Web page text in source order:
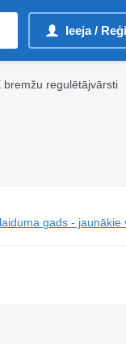
Ieeja /
bremžu regulētājvārsti
gads - jaunākie